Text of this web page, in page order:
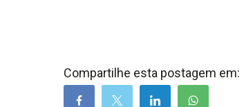
Compartilhe esta postagem em: